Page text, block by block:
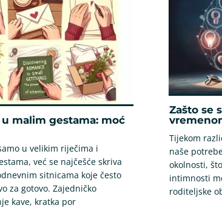
malim gestama: moć
u velikim riječima i
već se najčešće skriva
sitnicama koje često
za gotovo. Zajedničko
kave, kratka por
Zašto se
Tijekom
naše
okolnosti,
intimnosti
roditeljske